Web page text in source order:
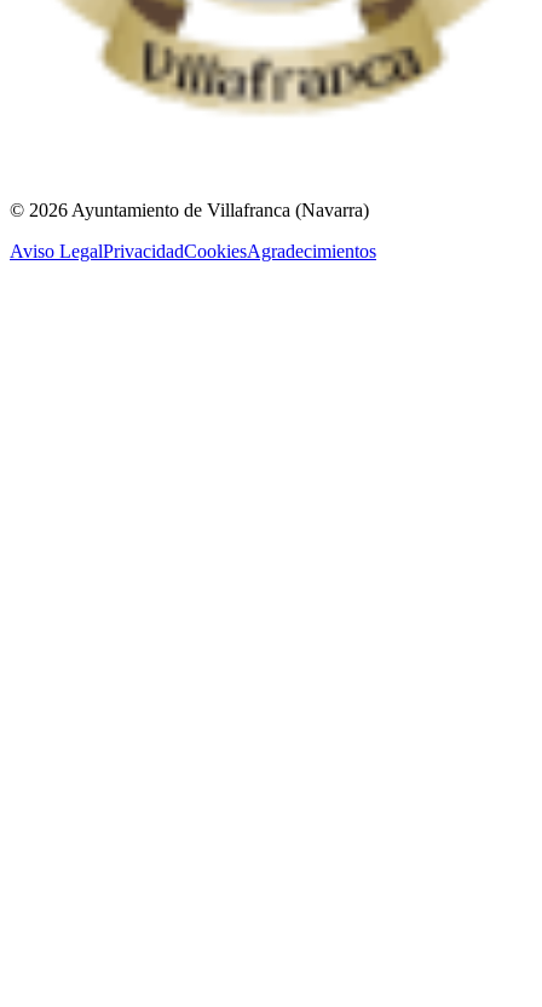
© 2026 Ayuntamiento de Villafranca (Navarra)
Aviso LegalPrivacidadCookiesAgradecimientos